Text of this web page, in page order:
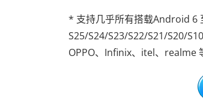
* 支持几乎所有搭载Android 6
S25/S24/S23/S22/S21/S20/
OPPO、Infinix、itel、realme